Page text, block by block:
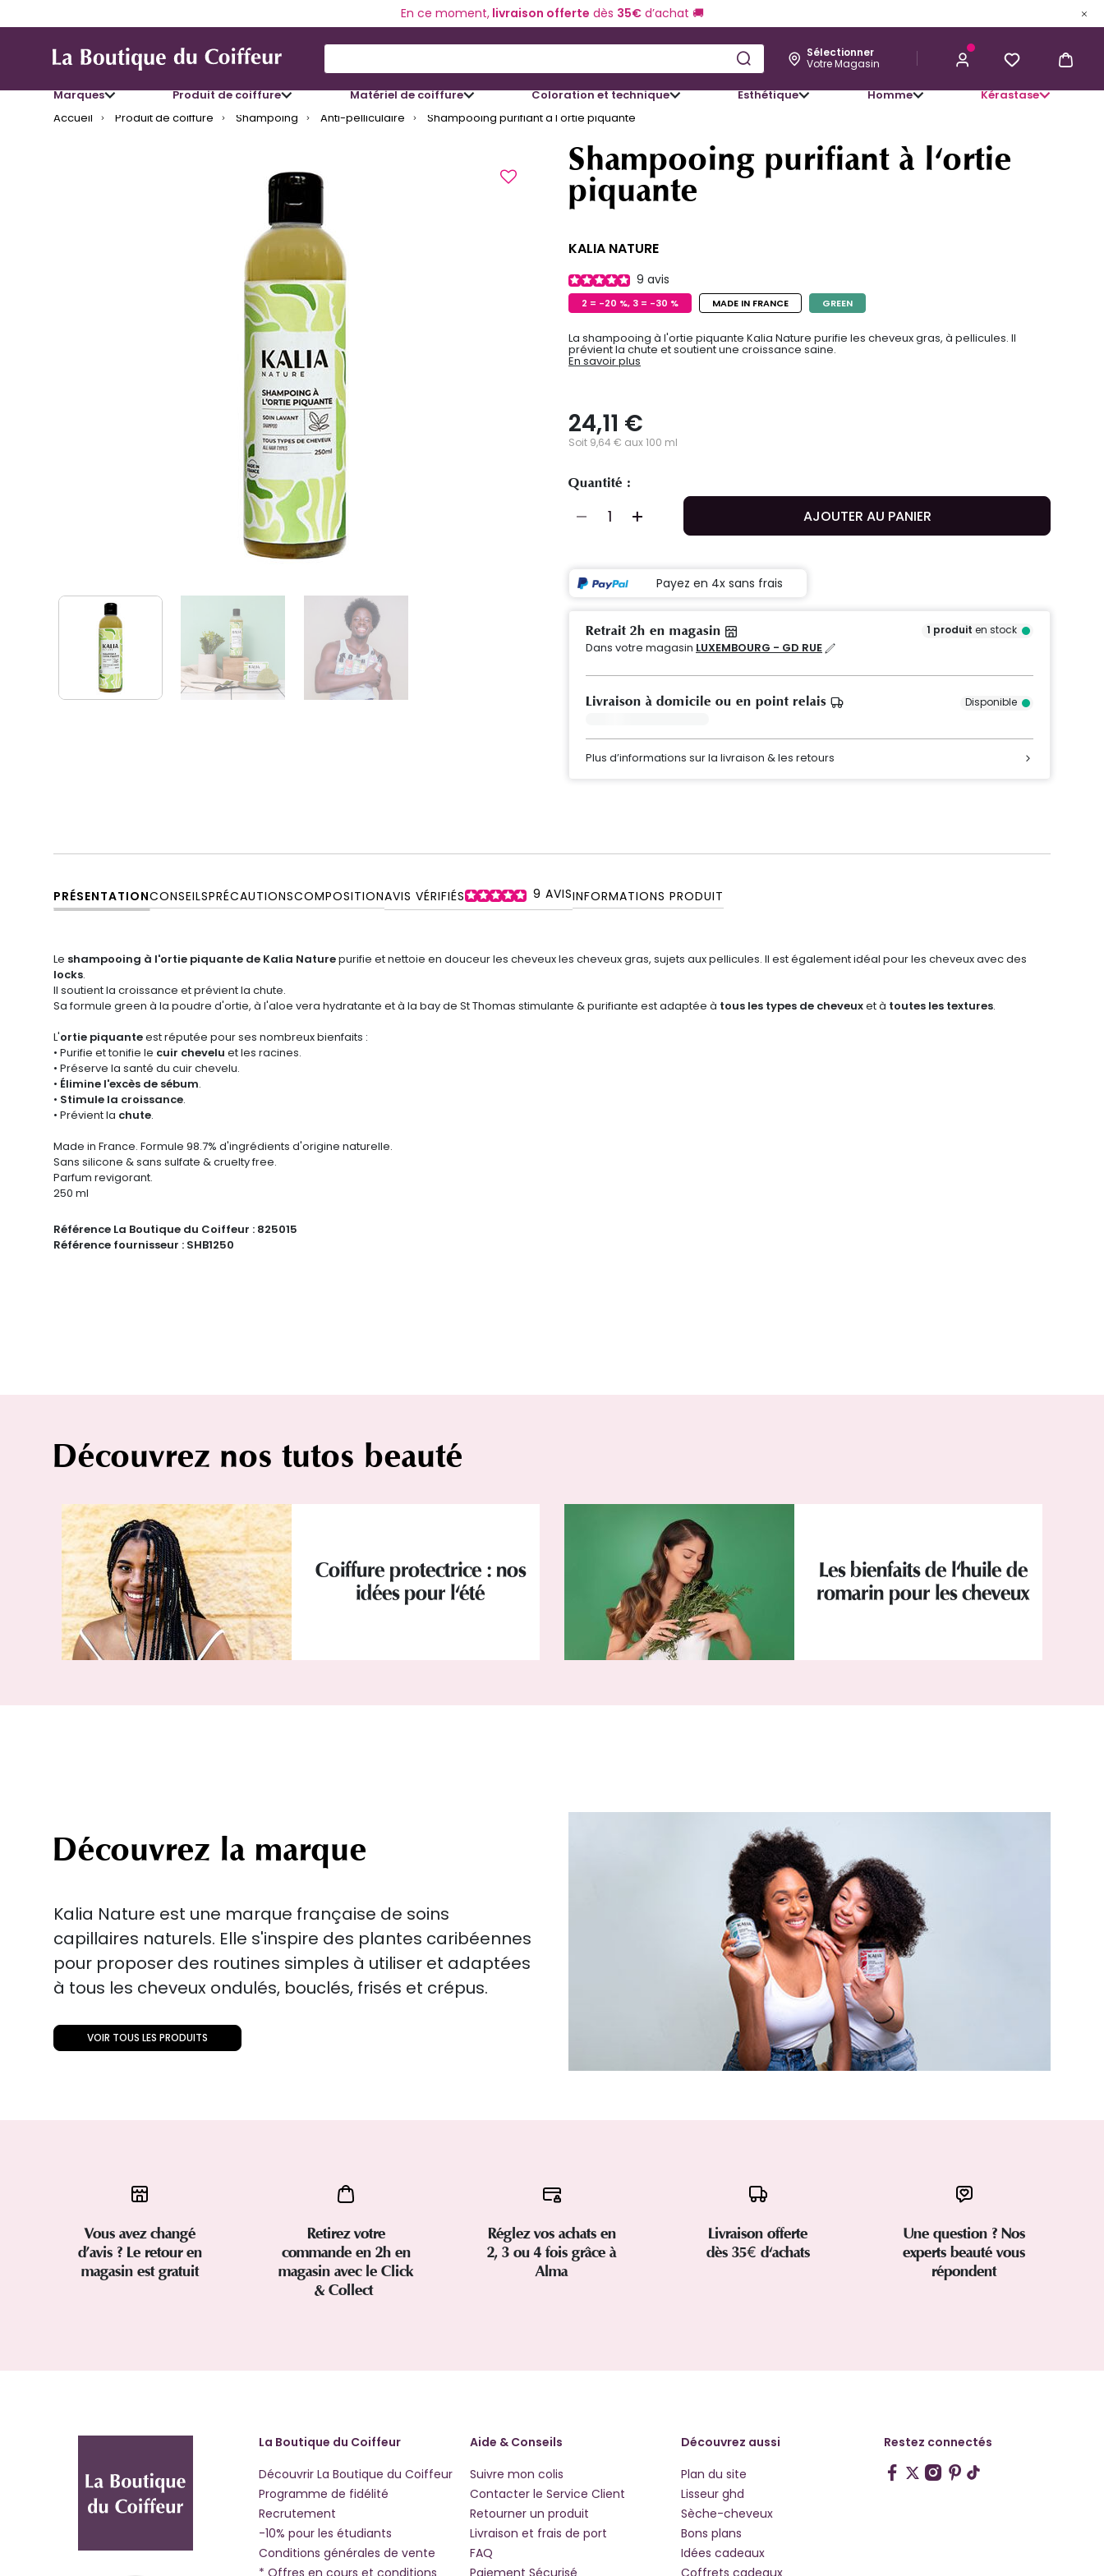
En ce moment,livraison offerte dès 35€d’achat 🚚
Sélectionner
Votre Magasin
Marques Produit de coiffure Matériel de coiffure Coloration et technique Esthétique Homme Kérastase
Accueil Produit de coiffure Shampoing Anti-pelliculaire Shampooing purifiant à l'ortie piquante
Shampooing purifiant à l'ortie
piquante
KALIA NATURE
9 avis
2 = -20 %, 3 = -30 % MADE IN FRANCE GREEN
La shampooing à l'ortie piquante Kalia Nature purifie les cheveux gras, à pellicules. Il
prévient la chute et soutient une croissance saine.
En savoir plus
24,11 €
Soit 9,64 € aux 100 ml
Quantité :
AJOUTER AU PANIER
Payez en 4x sans frais
Retrait 2h en magasin 1 produit en stock
Dans votre magasin LUXEMBOURG - GD RUE
Livraison à domicile ou en point relais Disponible
Plus d’informations sur la livraison & les retours
PRÉSENTATIONCONSEILSPRÉCAUTIONSCOMPOSITIONAVIS VÉRIFIÉS 9 AVISINFORMATIONS PRODUIT
Le shampooing à l'ortie piquante de Kalia Naturepurifie et nettoie en douceur les cheveux les cheveux gras, sujets aux pellicules. Il est également idéal pour les cheveux avec des
locks.
Il soutient la croissance et prévient la chute.
Sa formule green à la poudre d'ortie, à l'aloe vera hydratante et à la bay de St Thomas stimulante & purifiante est adaptée à tous les types de cheveuxet à toutes les textures.
L'ortie piquanteest réputée pour ses nombreux bienfaits :
• Purifie et tonifie le cuir chevelu et les racines.
• Préserve la santé du cuir chevelu.
• Élimine l'excès de sébum.
• Stimule la croissance.
• Prévient la chute.
Made in France. Formule 98.7% d'ingrédients d'origine naturelle.
Sans silicone & sans sulfate & cruelty free.
Parfum revigorant.
250 ml
Référence La Boutique du Coiffeur : 825015
Référence fournisseur : SHB1250
Découvrez nos tutos beauté
Coiffure protectrice : nos
idées pour l'été
Les bienfaits de l'huile de
romarin pour les cheveux
Découvrez la marque
Kalia Nature est une marque française de soins
capillaires naturels. Elle s'inspire des plantes caribéennes
pour proposer des routines simples à utiliser et adaptées
à tous les cheveux ondulés, bouclés, frisés et crépus.
VOIR TOUS LES PRODUITS
Vous avez changé
d’avis ? Le retour en
magasin est gratuit
Retirez votre
commande en 2h en
magasin avec le Click
& Collect
Réglez vos achats en
2, 3 ou 4 fois grâce à
Alma
Livraison offerte
dès 35€ d'achats
Une question ? Nos
experts beauté vous
répondent
La Boutique du Coiffeur
Découvrir La Boutique du Coiffeur
Programme de fidélité
Recrutement
-10% pour les étudiants
Conditions générales de vente
Aide & Conseils
Suivre mon colis
Contacter le Service Client
Retourner un produit
Livraison et frais de port
FAQ
Découvrez aussi
Plan du site
Lisseur ghd
Sèche-cheveux
Bons plans
Idées cadeaux
Restez connectés